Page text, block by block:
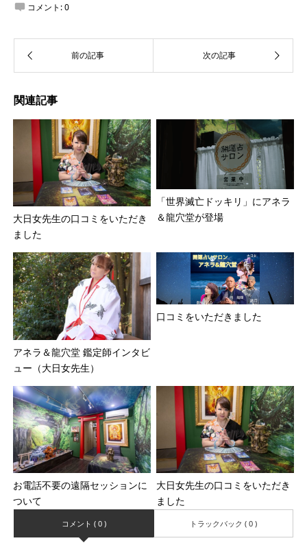
コメント:0
関連記事
大日女先生の口コミをいただき
ました
「世界滅亡ドッキリ」にアネラ
＆龍穴堂が登場
アネラ＆龍穴堂 鑑定師インタビ
ュー（大日女先生）
口コミをいただきました
お電話不要の遠隔セッションに
ついて
大日女先生の口コミをいただき
ました
コメント ( 0 ) トラックバック ( 0 )